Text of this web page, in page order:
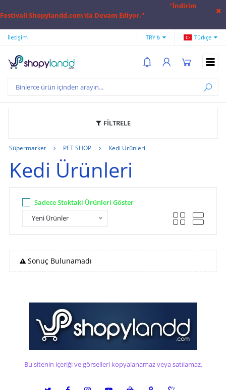
''İndirim
Festivali Shopylandd.com'da Devam Ediyor.''
İletişim Hesap Numaralarımız
TRY ₺ Türkçe
FİLTRELE
Süpermarket PET SHOP Kedi Ürünleri
Kedi Ürünleri
Sadece Stoktaki Ürünleri Göster
Yeni Ürünler
Sonuç Bulunamadı
Bu sitenin içeriği ve görselleri kopyalanamaz veya satılamaz.